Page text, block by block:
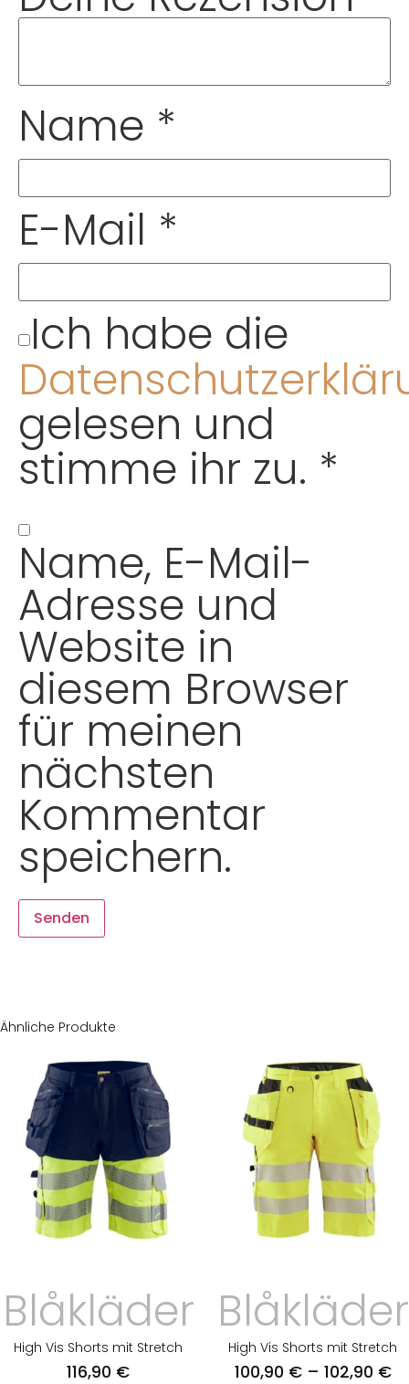
Name *
E-Mail *
Ich habe die
gelesen und
stimme ihr zu. *
Name, E-Mail-
Adresse und
Website in
diesem Browser
für meinen
nächsten
Kommentar
speichern.
Ähnliche Produkte
Blåkläder
High Vis Shorts mit Stretch
116,90 €
Blåkläder
High Vis Shorts mit Stretch
100,90 € – 102,90 €